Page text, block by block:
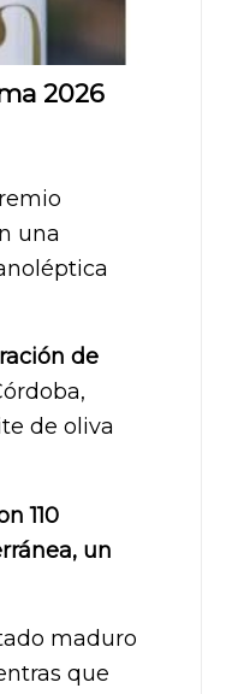
2026
una
de
de oliva
110
un
maduro
que